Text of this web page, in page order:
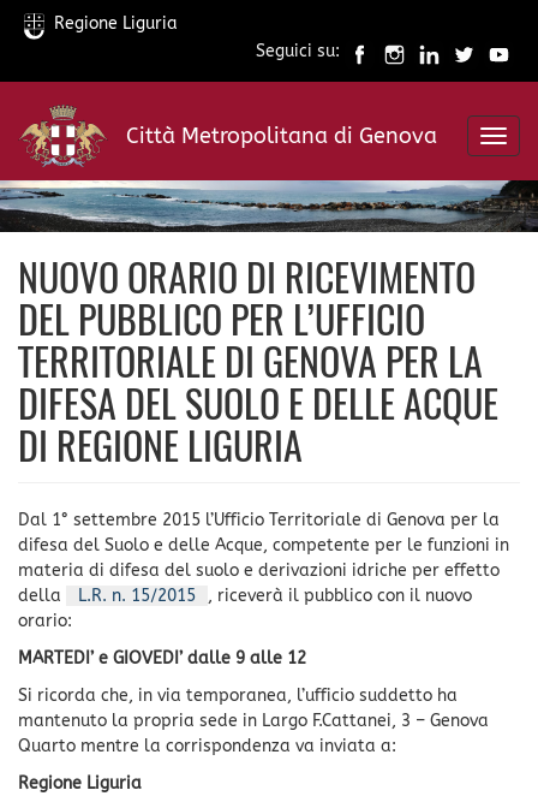
Salta
contenuto
principale
Regione Liguria
Seguici su:
Città Metropolitana di Genova
NUOVO ORARIO DI RICEVIMENTO
DEL PUBBLICO PER L’UFFICIO
TERRITORIALE DI GENOVA PER LA
DIFESA DEL SUOLO E DELLE ACQUE
DI REGIONE LIGURIA
Dal 1° settembre 2015 l’Ufficio Territoriale di Genova per la
difesa del Suolo e delle Acque, competente per le funzioni in
materia di difesa del suolo e derivazioni idriche per effetto
della
L.R. n. 15/2015
, riceverà il pubblico con il nuovo
orario:
MARTEDI’ e GIOVEDI’ dalle 9 alle 12
Si ricorda che, in via temporanea, l’ufficio suddetto ha
mantenuto la propria sede in Largo F.Cattanei, 3 – Genova
Quarto mentre la corrispondenza va inviata a:
Regione Liguria